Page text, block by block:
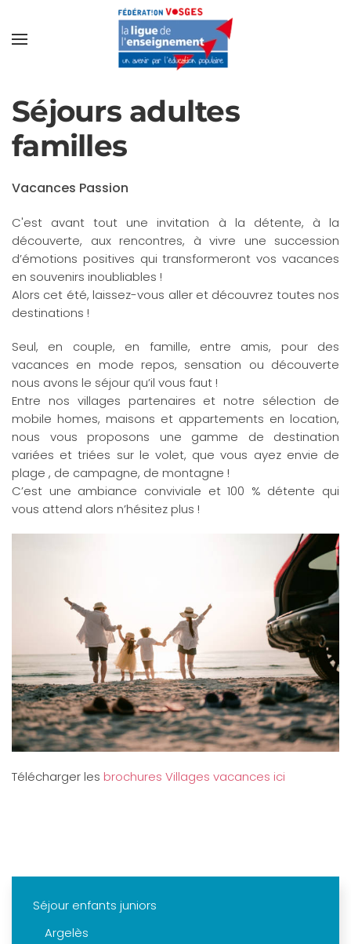
Séjours adultes
familles
Vacances Passion
C'est avant tout une invitation à la détente, à la
découverte, aux rencontres, à vivre une succession
d’émotions positives qui transformeront vos vacances
en souvenirs inoubliables !
Alors cet été, laissez-vous aller et découvrez toutes nos
destinations !
Seul, en couple, en famille, entre amis, pour des
vacances en mode repos, sensation ou découverte
nous avons le séjour qu’il vous faut !
Entre nos villages partenaires et notre sélection de
mobile homes, maisons et appartements en location,
nous vous proposons une gamme de destination
variées et triées sur le volet, que vous ayez envie de
plage , de campagne, de montagne !
C’est une ambiance conviviale et 100 % détente qui
vous attend alors n’hésitez plus !
Télécharger les brochures Villages vacances ici
Séjour enfants juniors
Argelès